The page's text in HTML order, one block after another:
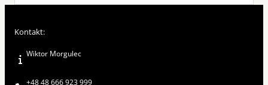
Kontakt:
Wiktor Morgulec
+48 48 666 923 999